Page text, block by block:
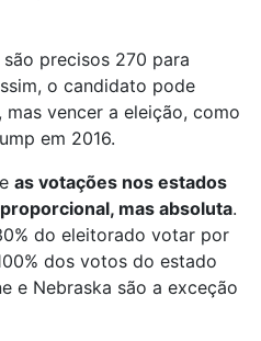
precisos 270 para
o candidato pode
vencer a eleição, como
em 2016.
as votações nos estados
mas absoluta.
do eleitorado votar por
dos votos do estado
e Nebraska são a exceção